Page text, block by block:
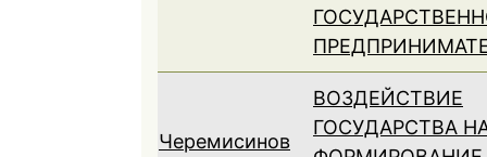
Черемисинов
ВОЗДЕЙСТВИЕ
ГОСУДАРСТВА